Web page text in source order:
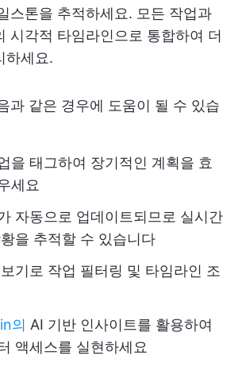
스톤을 추적하세요. 모든 작업과
시각적 타임라인으로 통합하여 더
하세요.
과 같은 경우에 도움이 될 수 있습
을 태그하여 장기적인 계획을 효
세요
자동으로 업데이트되므로 실시간
을 추적할 수 있습니다
기로 작업 필터링 및 타임라인 조
의 AI 기반 인사이트를 활용하여
액세스를 실현하세요